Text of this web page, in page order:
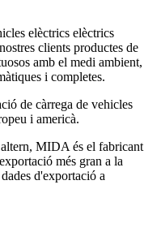
elèctrics elèctrics
clients productes de
amb el medi ambient,
i completes.
de càrrega de vehicles
i americà.
MIDA és el fabricant
més gran a la
d'exportació a